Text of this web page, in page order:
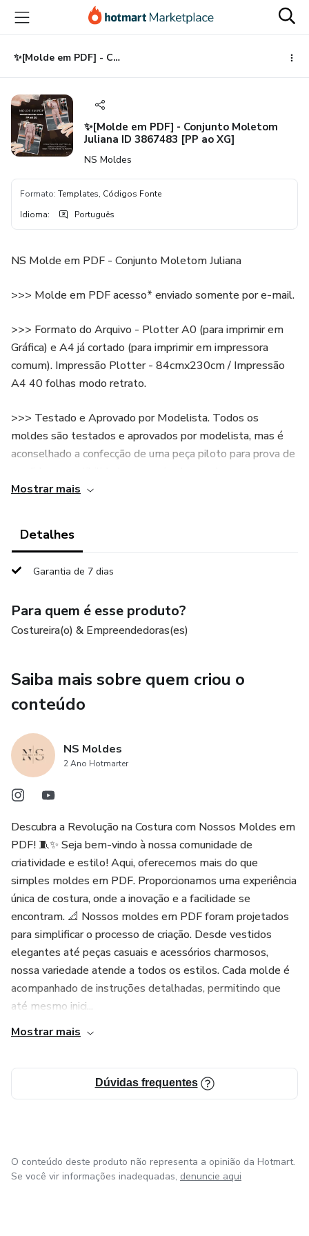
para
conteúdo
principal
para
pagamento
para
rodapé
✨[Molde em PDF] - Conjunto Moletom Juliana ID 3867483 [PP ao XG]
✨[Molde em PDF] - Conjunto Moletom
Juliana ID 3867483 [PP ao XG]
NS Moldes
Formato: Templates, Códigos Fonte
Idioma: Português
NS Molde em PDF - Conjunto Moletom Juliana
>>> Molde em PDF acesso* enviado somente por e-mail.
>>> Formato do Arquivo - Plotter A0 (para imprimir em
Gráfica) e A4 já cortado (para imprimir em impressora
comum). Impressão Plotter - 84cmx230cm / Impressão
A4 40 folhas modo retrato.
>>> Testado e Aprovado por Modelista. Todos os
moldes são testados e aprovados por modelista, mas é
aconselhado a confecção de uma peça piloto para prova de
gostos.⁣
PP(36) - P(38/40) - M(42/44) - G(46) - GG(48) - XG(50)
tem sua folga de vestibilidade de acordo com o modelo.
>>> Sugestão de Tecido: Moletom, Moletinho, Lanzinha,
Tricô Industrial, Malha Tricô e etc. Consumo Médio 2,50m.
COSTURA.⁣⁣
Imagem/Foto: Inspirada por grandes marcas e tendências.]
ACESSO >>> *Os moldes em PDF ficam hospedados
dentro de uma Plataforma.
Após comprar o produto é PROIBIDO a revenda do
mesmo fora e dentro da plataforma.⁣⁣⁣
Mostrar mais
Detalhes
Garantia de 7 dias
Para quem é esse produto?
Costureira(o) & Empreendedoras(es)
Saiba mais sobre quem criou o
conteúdo
NS Moldes
2 Ano Hotmarter
Descubra a Revolução na Costura com Nossos Moldes em
PDF! 🧵✨ Seja bem-vindo à nossa comunidade de
criatividade e estilo! Aqui, oferecemos mais do que
simples moldes em PDF. Proporcionamos uma experiência
única de costura, onde a inovação e a facilidade se
encontram. 📐 Nossos moldes em PDF foram projetados
para simplificar o processo de criação. Desde vestidos
elegantes até peças casuais e acessórios charmosos,
nossa variedade atende a todos os estilos. Cada molde é
acompanhado de instruções detalhadas, permitindo que
até mesmo inici...
Mostrar mais
Dúvidas frequentes
O conteúdo deste produto não representa a opinião da Hotmart.
Se você vir informações inadequadas, denuncie aqui